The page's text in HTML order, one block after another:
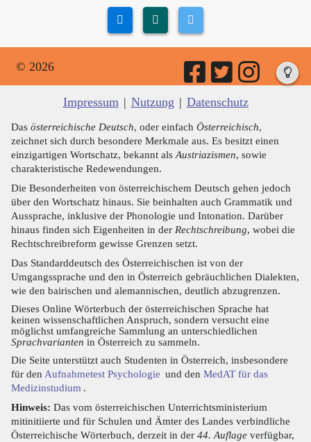
© 2026
Impressum | Nutzung | Datenschutz
Das österreichische Deutsch, oder einfach Österreichisch,
zeichnet sich durch besondere Merkmale aus. Es besitzt einen
einzigartigen Wortschatz, bekannt als Austriazismen, sowie
charakteristische Redewendungen.
Die Besonderheiten von österreichischem Deutsch gehen jedoch
über den Wortschatz hinaus. Sie beinhalten auch Grammatik und
Aussprache, inklusive der Phonologie und Intonation. Darüber
hinaus finden sich Eigenheiten in der Rechtschreibung, wobei die
Rechtschreibreform gewisse Grenzen setzt.
Das Standarddeutsch des Österreichischen ist von der
Umgangssprache und den in Österreich gebräuchlichen Dialekten,
wie den bairischen und alemannischen, deutlich abzugrenzen.
Dieses Online Wörterbuch der österreichischen Sprache hat
keinen wissenschaftlichen Anspruch, sondern versucht eine
möglichst umfangreiche Sammlung an unterschiedlichen
Sprachvarianten in Österreich zu sammeln.
Die Seite unterstützt auch Studenten in Österreich, insbesondere
für den Aufnahmetest Psychologie und den MedAT für das
Medizinstudium .
Hinweis: Das vom österreichischen Unterrichtsministerium
mitinitiierte und für Schulen und Ämter des Landes verbindliche
Österreichische Wörterbuch, derzeit in der 44. Auflage verfügbar,